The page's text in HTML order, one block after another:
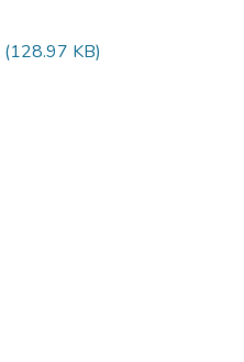
(128.97 KB)